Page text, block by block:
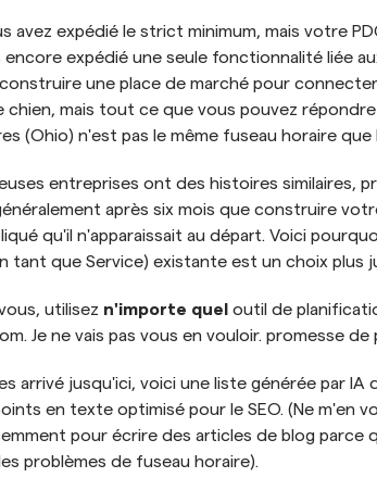
avez expédié le strict minimum, mais votre
encore expédié une seule fonctionnalité liée
une place de marché pour
chien, mais tout ce que vous pouvez
(Ohio) n'est pas le même fuseau horaire que
entreprises ont des histoires similaires,
après six mois que construire
qu'il n'apparaissait au départ. Voici
tant que Service) existante est un choix plus
utilisez n'importe quel outil de
Je ne vais pas vous en vouloir. promesse
arrivé jusqu'ici, voici une liste générée par
en texte optimisé pour le SEO. (Ne m'en
pour écrire des articles de blog parce
problèmes de fuseau horaire).